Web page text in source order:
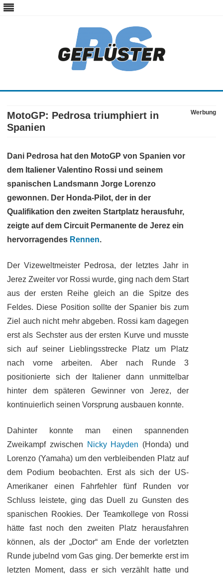
Skip
content
MotoGP: Pedrosa triumphiert in
Spanien
Werbung
Dani Pedrosa hat den MotoGP von Spanien vor
dem Italiener Valentino Rossi und seinem
spanischen Landsmann Jorge Lorenzo
gewonnen. Der Honda-Pilot, der in der
Qualifikation den zweiten Startplatz herausfuhr,
zeigte auf dem Circuit Permanente de Jerez ein
hervorragendes Rennen.
Der Vizeweltmeister Pedrosa, der letztes Jahr in
Jerez Zweiter vor Rossi wurde, ging nach dem Start
aus der ersten Reihe gleich an die Spitze des
Feldes. Diese Position sollte der Spanier bis zum
Ziel auch nicht mehr abgeben. Rossi kam dagegen
erst als Sechster aus der ersten Kurve und musste
sich auf seiner Lieblingsstrecke Platz um Platz
nach vorne arbeiten. Aber nach Runde 3
positionierte sich der Italiener dann unmittelbar
hinter dem späteren Gewinner von Jerez, der
kontinuierlich seinen Vorsprung ausbauen konnte.
Dahinter konnte man einen spannenden
Zweikampf zwischen
Nicky Hayden (Honda) und
Lorenzo (Yamaha) um den verbleibenden Platz auf
dem Podium beobachten. Erst als sich der US-
Amerikaner einen Fahrfehler fünf Runden vor
Schluss leistete, ging das Duell zu Gunsten des
spanischen Rookies. Der Teamkollege von Rossi
hätte fast noch den zweiten Platz herausfahren
können, als der „Doctor“ am Ende der vorletzten
Runde jubelnd vom Gas ging. Der bemerkte erst im
letzten Moment, dass er sich verzählt hatte und